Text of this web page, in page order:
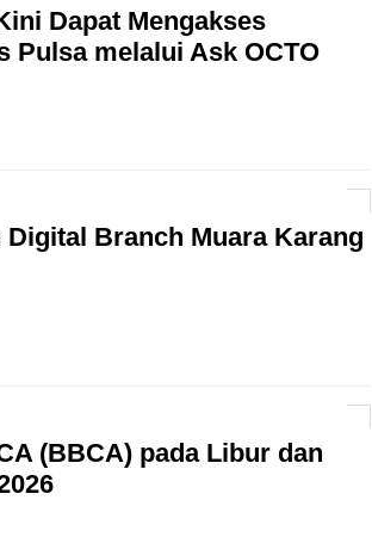
Dapat Mengakses
Pulsa melalui Ask OCTO
Digital Branch Muara Karang
(BBCA) pada Libur dan